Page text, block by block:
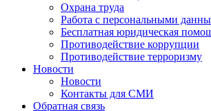
Охрана труда
Работа с персональными
Бесплатная юридическая
Противодействие коррупции
Противодействие терроризму
Новости
Новости
Контакты для СМИ
Обратная связь